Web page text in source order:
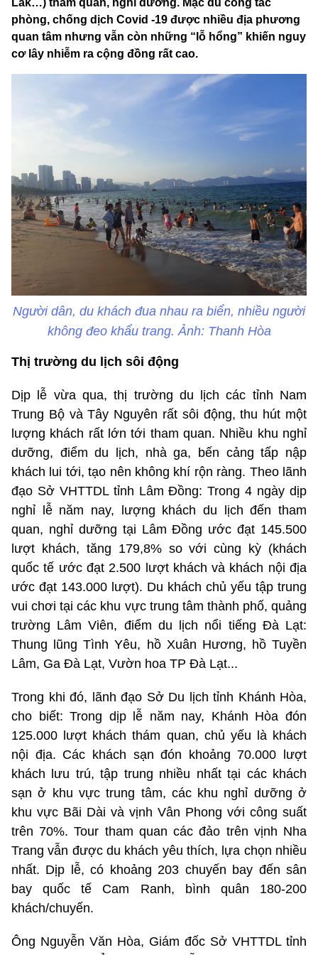
Lắk…) tham quan, nghỉ dưỡng. Mặc dù công tác
phòng, chống dịch Covid -19 được nhiều địa phương
quan tâm nhưng vẫn còn những “lỗ hổng” khiến nguy
cơ lây nhiễm ra cộng đồng rất cao.
Người dân, du khách đua nhau ra biển, nhiều người
không đeo khẩu trang. Ảnh: Thanh Hòa
Thị trường du lịch sôi động
Dịp lễ vừa qua, thị trường du lịch các tỉnh Nam
Trung Bộ và Tây Nguyên rất sôi động, thu hút một
lượng khách rất lớn tới tham quan. Nhiều khu nghỉ
dưỡng, điểm du lịch, nhà ga, bến cảng tấp nập
khách lui tới, tạo nên không khí rộn ràng. Theo lãnh
đạo Sở VHTTDL tỉnh Lâm Đồng: Trong 4 ngày dịp
nghỉ lễ năm nay, lượng khách du lịch đến tham
quan, nghỉ dưỡng tại Lâm Đồng ước đạt 145.500
lượt khách, tăng 179,8% so với cùng kỳ (khách
quốc tế ước đạt 2.500 lượt khách và khách nội địa
ước đạt 143.000 lượt). Du khách chủ yếu tập trung
vui chơi tại các khu vực trung tâm thành phố, quảng
trường Lâm Viên, điểm du lịch nổi tiếng Đà Lạt:
Thung lũng Tình Yêu, hồ Xuân Hương, hồ Tuyền
Lâm, Ga Đà Lạt, Vườn hoa TP Đà Lạt...
Trong khi đó, lãnh đạo Sở Du lịch tỉnh Khánh Hòa,
cho biết: Trong dịp lễ năm nay, Khánh Hòa đón
125.000 lượt khách thám quan, chủ yếu là khách
nội địa. Các khách sạn đón khoảng 70.000 lượt
khách lưu trú, tập trung nhiều nhất tại các khách
sạn ở khu vực trung tâm, các khu nghỉ dưỡng ở
khu vực Bãi Dài và vịnh Vân Phong với công suất
trên 70%. Tour tham quan các đảo trên vịnh Nha
Trang vẫn được du khách yêu thích, lựa chọn nhiều
nhất. Dịp lễ, có khoảng 203 chuyến bay đến sân
bay quốc tế Cam Ranh, bình quân 180-200
khách/chuyến.
Ông Nguyễn Văn Hòa, Giám đốc Sở VHTTDL tỉnh